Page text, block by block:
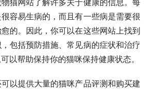
容易生病的，而且有一些病是需要很
的。因此，你可以在这些网站上找到
包括预防措施、常见病的症状和治疗
以帮助保持你的猫咪保持健康状态。
以提供大量的猫咪产品评测和购买建